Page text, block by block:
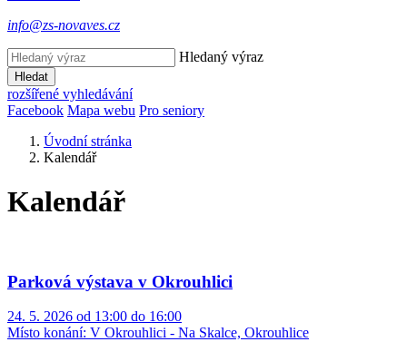
info@zs-novaves.cz
Hledaný výraz
Hledat
rozšířené vyhledávání
Facebook Mapa webu Pro seniory
Úvodní stránka
Kalendář
Kalendář
Parková výstava v Okrouhlici
24. 5. 2026 od 13:00 do 16:00
Místo konání: V Okrouhlici - Na Skalce, Okrouhlice